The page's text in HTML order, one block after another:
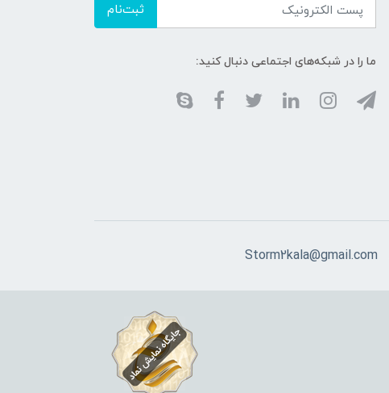
ثبت‌نام
ما را در شبکه‌های اجتماعی دنبال کنید:
Storm2kala@gmail.com